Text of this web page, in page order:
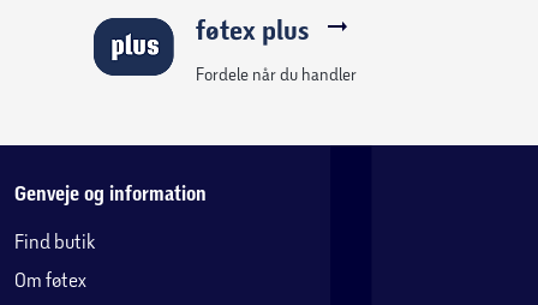
føtex plus
Fordele når du handler
Genveje og information
Find butik
Om føtex